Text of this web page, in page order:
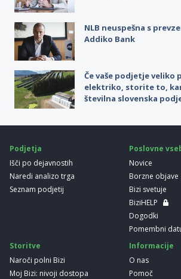
NLB neuspešna s
Addiko Bank
Če vaše podjetje veliko
elektriko, storite to,
številna slovenska
Podjetja
Išči po dejavnostih
Naredi analizo trga
Seznam podjetij
Poslovne
Novice
Borzne objave
Bizi svetuje
BiziHELP
Dogodki
Pomembni
Storitve
Naroči polni Bizi
Moj Bizi: nivoji dostopa
Informacije
O nas
Pomoč